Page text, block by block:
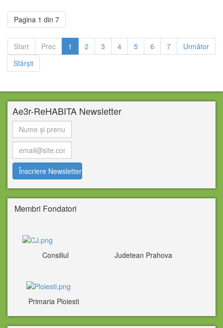
Pagina 1 din 7
Start Prec 1 2 3 4 5 6 7
Următor
Sfârșit
Ae3r-ReHABITA Newsletter
Membri Fondatori
Consiliul Judetean Prahova
Primaria Ploiesti